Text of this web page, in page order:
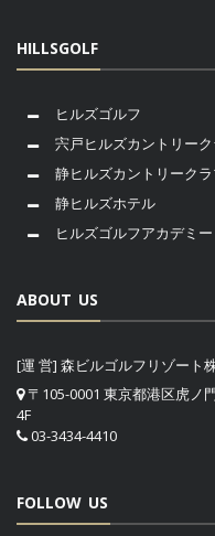
HILLSGOLF
ヒルズゴルフ
宍戸ヒルズカントリー
静ヒルズカントリーク
静ヒルズホテル
ヒルズゴルフアカデミー
ABOUT US
[運 営] 森ビルゴルフリゾート
〒105-0001 東京都港区虎ノ
4F
03-3434-4410
FOLLOW US